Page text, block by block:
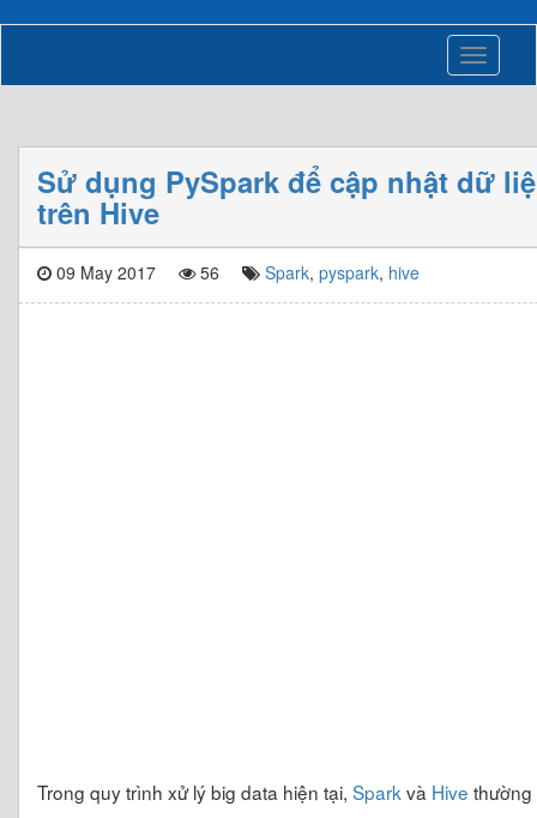
Toggle
Sử dụng PySpark để cập nhật dữ
trên Hive
09 May 2017 56 Spark, pyspark, hive
Trong quy trình xử lý big data hiện tại, Spark và Hive